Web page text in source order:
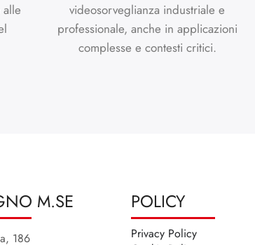
videosorveglianza industriale e
professionale, anche in applicazioni
complesse e contesti critici.
M.SE
186
POLICY
Privacy Policy